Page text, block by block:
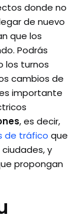
donde no
de nuevo
que los
Podrás
los turnos
cambios de
importante
, es decir,
de tráficoque
y
propongan